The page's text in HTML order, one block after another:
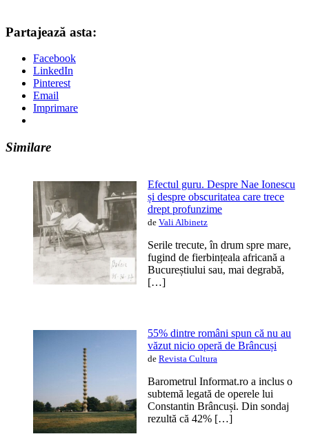
Partajează asta:
Facebook
LinkedIn
Pinterest
Email
Imprimare
Similare
Efectul guru. Despre Nae Ionescu
și despre obscuritatea care trece
drept profunzime
de Vali Albinetz
Serile trecute, în drum spre mare,
fugind de fierbințeala africană a
Bucureștiului sau, mai degrabă,
[…]
55% dintre români spun că nu au
văzut nicio operă de Brâncuși
de Revista Cultura
Barometrul Informat.ro a inclus o
subtemă legată de operele lui
Constantin Brâncuși. Din sondaj
rezultă că 42% […]